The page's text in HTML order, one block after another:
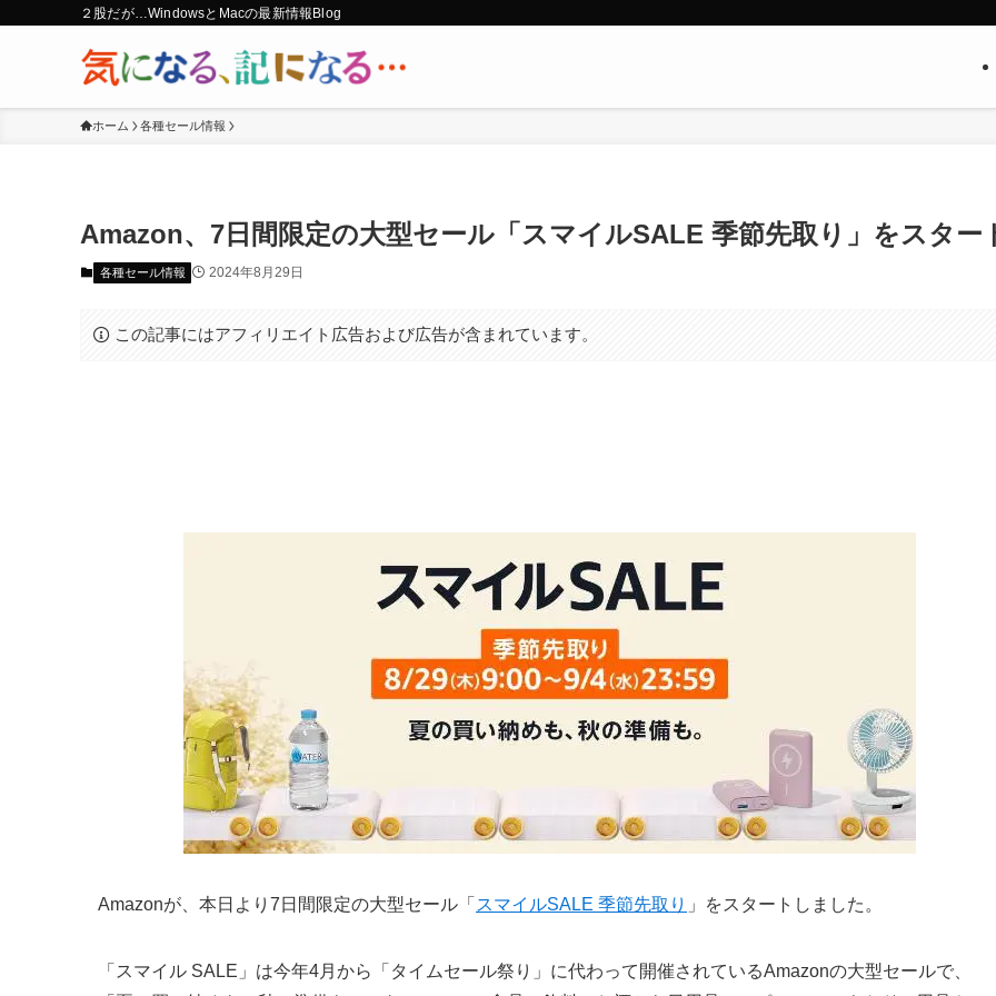
２股だが…WindowsとMacの最新情報Blog
ホーム 各種セール情報
Amazon、7日間限定の大型セール「スマイルSALE 季節先取り」をスター
各種セール情報 2024年8月29日
この記事にはアフィリエイト広告および広告が含まれています。
Amazonが、本日より7日間限定の大型セール「 スマイルSALE 季節先取り 」をスタートしました。
「スマイル SALE」は今年4月から「タイムセール祭り」に代わって開催されているAmazonの大型セールで、